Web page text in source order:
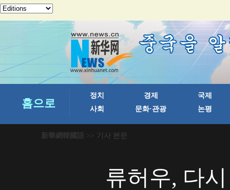
新華網韓國語 >> 기사 본문
류허우, 다